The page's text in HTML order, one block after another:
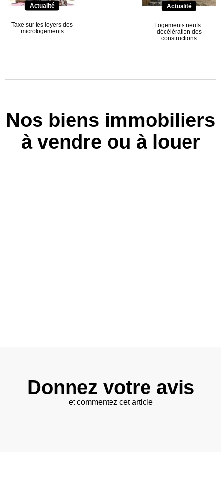
Actualité
Taxe sur les loyers des
micrologements
Actualité
Logements neufs :
décélération des
constructions
Nos biens immobiliers
à vendre ou à louer
Donnez votre avis
et commentez cet article